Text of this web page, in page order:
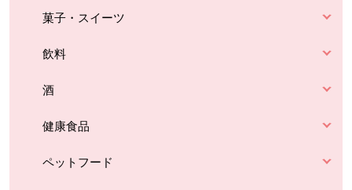
菓子・スイーツ
飲料
酒
健康食品
ペットフード